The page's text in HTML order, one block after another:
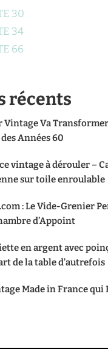
30
34
66
récents
Vintage Va
Années 60
vintage à dérouler –
sur toile enroulable
: Le Vide-Grenier
d’Appoint
en argent avec
de la table d’autrefois
Made in France qui